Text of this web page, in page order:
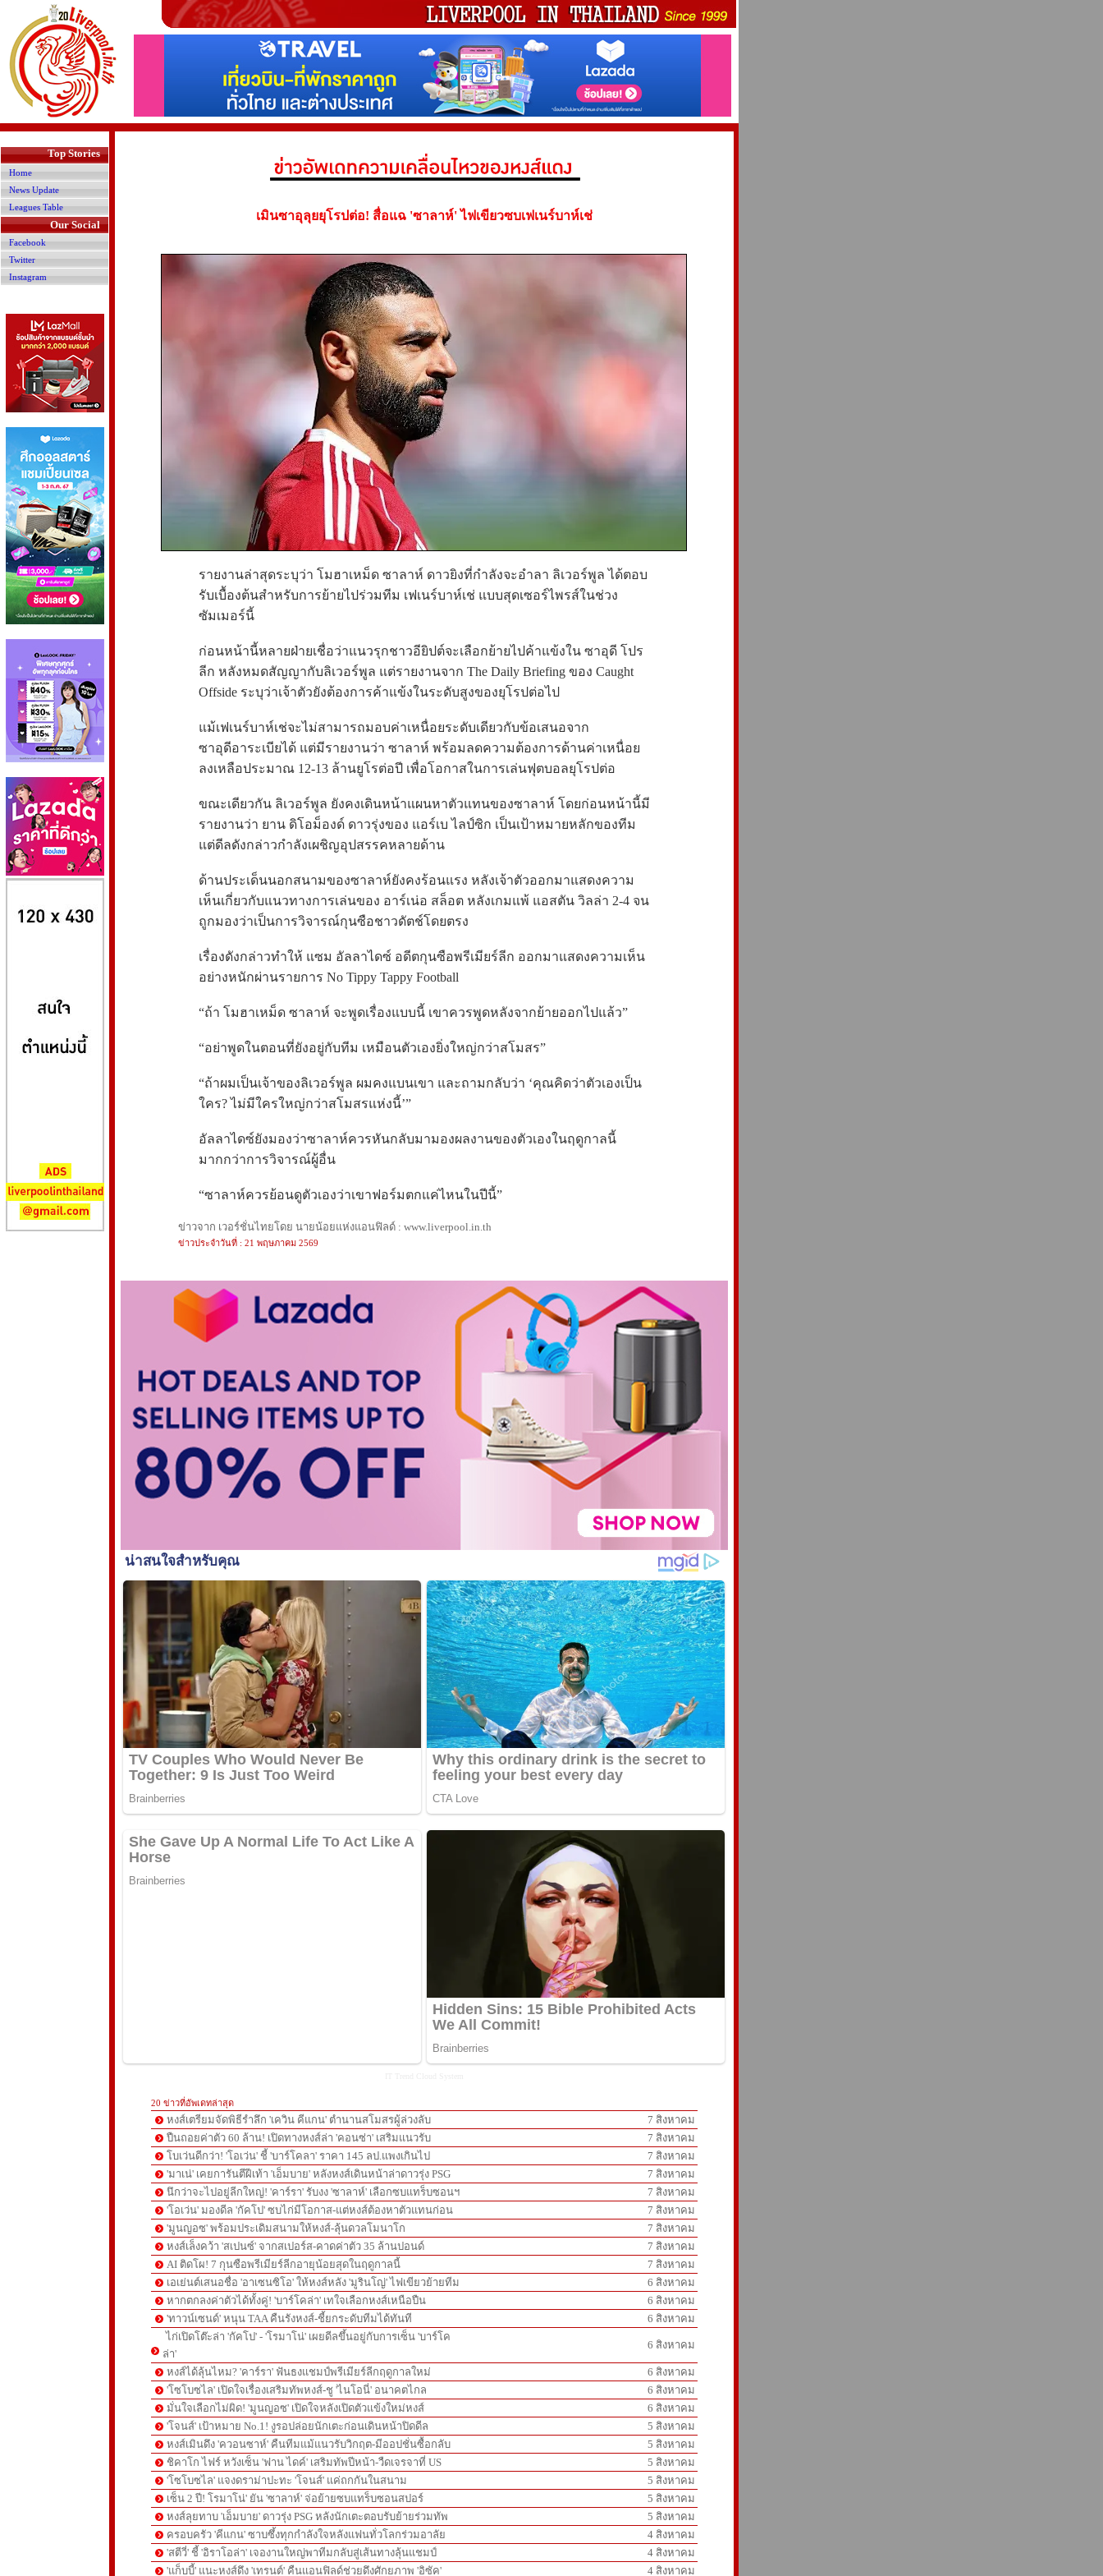
Top Stories
Home
News Update
Leagues Table
Our Social
Facebook
Twitter
Instagram
เมินซาอุลุยยุโรปต่อ! สื่อแฉ 'ซาลาห์' ไฟเขียวซบเฟเนร์บาห์เช่
รายงานล่าสุดระบุว่า โมฮาเหม็ด ซาลาห์ ดาวยิงที่กำลังจะอำลา ลิเวอร์พูล ได้ตอบ
รับเบื้องต้นสำหรับการย้ายไปร่วมทีม เฟเนร์บาห์เช่ แบบสุดเซอร์ไพรส์ในช่วง
ซัมเมอร์นี้
ก่อนหน้านี้หลายฝ่ายเชื่อว่าแนวรุกชาวอียิปต์จะเลือกย้ายไปค้าแข้งใน ซาอุดี โปร
ลีก หลังหมดสัญญากับลิเวอร์พูล แต่รายงานจาก The Daily Briefing ของ Caught
Offside ระบุว่าเจ้าตัวยังต้องการค้าแข้งในระดับสูงของยุโรปต่อไป
แม้เฟเนร์บาห์เช่จะไม่สามารถมอบค่าเหนื่อยระดับเดียวกับข้อเสนอจาก
ซาอุดีอาระเบียได้ แต่มีรายงานว่า ซาลาห์ พร้อมลดความต้องการด้านค่าเหนื่อย
ลงเหลือประมาณ 12-13 ล้านยูโรต่อปี เพื่อโอกาสในการเล่นฟุตบอลยุโรปต่อ
ขณะเดียวกัน ลิเวอร์พูล ยังคงเดินหน้าแผนหาตัวแทนของซาลาห์ โดยก่อนหน้านี้มี
รายงานว่า ยาน ดิโอม็องด์ ดาวรุ่งของ แอร์เบ ไลป์ซิก เป็นเป้าหมายหลักของทีม
แต่ดีลดังกล่าวกำลังเผชิญอุปสรรคหลายด้าน
ด้านประเด็นนอกสนามของซาลาห์ยังคงร้อนแรง หลังเจ้าตัวออกมาแสดงความ
เห็นเกี่ยวกับแนวทางการเล่นของ อาร์เน่อ สล็อต หลังเกมแพ้ แอสตัน วิลล่า 2-4 จน
ถูกมองว่าเป็นการวิจารณ์กุนซือชาวดัตช์โดยตรง
เรื่องดังกล่าวทำให้ แซม อัลลาไดซ์ อดีตกุนซือพรีเมียร์ลีก ออกมาแสดงความเห็น
อย่างหนักผ่านรายการ No Tippy Tappy Football
“ถ้า โมฮาเหม็ด ซาลาห์ จะพูดเรื่องแบบนี้ เขาควรพูดหลังจากย้ายออกไปแล้ว”
“อย่าพูดในตอนที่ยังอยู่กับทีม เหมือนตัวเองยิ่งใหญ่กว่าสโมสร”
“ถ้าผมเป็นเจ้าของลิเวอร์พูล ผมคงแบนเขา และถามกลับว่า ‘คุณคิดว่าตัวเองเป็น
ใคร? ไม่มีใครใหญ่กว่าสโมสรแห่งนี้’”
อัลลาไดซ์ยังมองว่าซาลาห์ควรหันกลับมามองผลงานของตัวเองในฤดูกาลนี้
มากกว่าการวิจารณ์ผู้อื่น
“ซาลาห์ควรย้อนดูตัวเองว่าเขาฟอร์มตกแค่ไหนในปีนี้”
ข่าวจาก เวอร์ชั่นไทยโดย นายน้อยแห่งแอนฟิลด์ : www.liverpool.in.th
ข่าวประจำวันที่ : 21 พฤษภาคม 2569
20 ข่าวที่อัพเดทล่าสุด
หงส์เตรียมจัดพิธีรำลึก 'เควิน คีแกน' ตำนานสโมสรผู้ล่วงลับ
7 สิงหาคม
ปืนถอยค่าตัว 60 ล้าน! เปิดทางหงส์ล่า 'คอนซ่า' เสริมแนวรับ
7 สิงหาคม
โบเว่นดีกว่า! 'โอเว่น' ชี้ 'บาร์โคลา' ราคา 145 ลป.แพงเกินไป
7 สิงหาคม
'มาเน่' เคยการันตีฝีเท้า 'เอ็มบาย' หลังหงส์เดินหน้าล่าดาวรุ่ง PSG
7 สิงหาคม
นึกว่าจะไปอยู่ลีกใหญ่! 'คาร์รา' รับงง 'ซาลาห์' เลือกซบแทร็บซอนฯ
7 สิงหาคม
'โอเว่น' มองดีล 'กัคโป' ซบไก่มีโอกาส-แต่หงส์ต้องหาตัวแทนก่อน
7 สิงหาคม
'มูนญอซ' พร้อมประเดิมสนามให้หงส์-ลุ้นดวลโมนาโก
7 สิงหาคม
หงส์เล็งคว้า 'สเปนซ์' จากสเปอร์ส-คาดค่าตัว 35 ล้านปอนด์
7 สิงหาคม
AI ติดโผ! 7 กุนซือพรีเมียร์ลีกอายุน้อยสุดในฤดูกาลนี้
7 สิงหาคม
เอเย่นต์เสนอชื่อ 'อาเซนซิโอ' ให้หงส์หลัง 'มูรินโญ่' ไฟเขียวย้ายทีม
6 สิงหาคม
หากตกลงค่าตัวได้ทั้งคู่! 'บาร์โคล่า' เทใจเลือกหงส์เหนือปืน
6 สิงหาคม
'ทาวน์เซนด์' หนุน TAA คืนรังหงส์-ชี้ยกระดับทีมได้ทันที
6 สิงหาคม
ไก่เปิดโต๊ะล่า 'กัคโป' - 'โรมาโน่' เผยดีลขึ้นอยู่กับการเซ็น 'บาร์โค
ล่า'
6 สิงหาคม
หงส์ได้ลุ้นไหม? 'คาร์รา' ฟันธงแชมป์พรีเมียร์ลีกฤดูกาลใหม่
6 สิงหาคม
'โซโบซไล' เปิดใจเรื่องเสริมทัพหงส์-ชู 'ไนโอนี่' อนาคตไกล
6 สิงหาคม
มั่นใจเลือกไม่ผิด! 'มูนญอซ' เปิดใจหลังเปิดตัวแข้งใหม่หงส์
6 สิงหาคม
'โจนส์' เป้าหมาย No.1! งูรอปล่อยนักเตะก่อนเดินหน้าปิดดีล
5 สิงหาคม
หงส์เมินดึง 'ควอนซาห์' คืนทีมแม้แนวรับวิกฤต-มีออปชั่นซื้อกลับ
5 สิงหาคม
ชิคาโก ไฟร์ หวังเซ็น 'ฟาน ไดค์' เสริมทัพปีหน้า-วืดเจรจาที่ US
5 สิงหาคม
'โซโบซไล' แจงดราม่าปะทะ 'โจนส์' แค่ถกกันในสนาม
5 สิงหาคม
เซ็น 2 ปี! โรมาโน่' ยัน 'ซาลาห์' จ่อย้ายซบแทร็บซอนสปอร์
5 สิงหาคม
หงส์ลุยทาบ 'เอ็มบาย' ดาวรุ่ง PSG หลังนักเตะตอบรับย้ายร่วมทัพ
5 สิงหาคม
ครอบครัว 'คีแกน' ซาบซึ้งทุกกำลังใจหลังแฟนทั่วโลกร่วมอาลัย
4 สิงหาคม
'สตีวี่' ชี้ 'อิราโอล่า' เจองานใหญ่พาทีมกลับสู่เส้นทางลุ้นแชมป์
4 สิงหาคม
'แก็บบี้' แนะหงส์ดึง 'เทรนต์' คืนแอนฟิลด์ช่วยดึงศักยภาพ 'อิซัค'
4 สิงหาคม